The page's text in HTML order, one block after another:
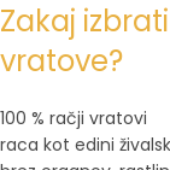
Zakaj izbrati
vratove?
100 % račji vratovi
raca kot edini